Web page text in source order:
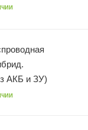
АКБ и ЗУ)